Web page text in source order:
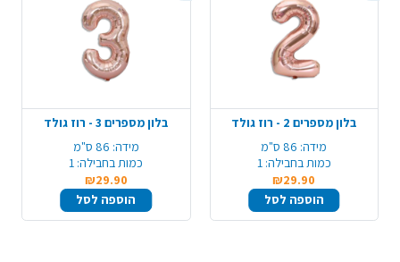
בלון מספרים 2 - רוז גולד
מידה: 86 ס"מ
כמות בחבילה: 1
₪29.90
הוספה לסל
בלון מספרים 3 - רוז גולד
מידה: 86 ס"מ
כמות בחבילה: 1
₪29.90
הוספה לסל